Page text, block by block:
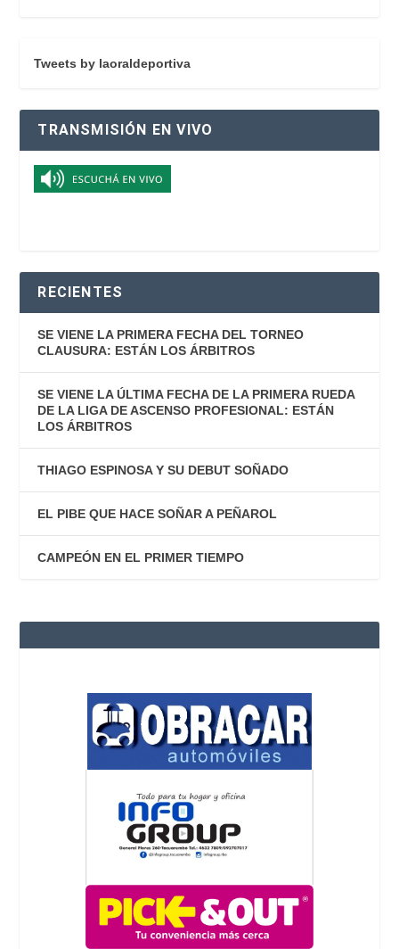
Tweets by laoraldeportiva
TRANSMISIÓN EN VIVO
RECIENTES
SE VIENE LA PRIMERA FECHA DEL TORNEO
CLAUSURA: ESTÁN LOS ÁRBITROS
SE VIENE LA ÚLTIMA FECHA DE LA PRIMERA RUEDA
DE LA LIGA DE ASCENSO PROFESIONAL: ESTÁN
LOS ÁRBITROS
THIAGO ESPINOSA Y SU DEBUT SOÑADO
EL PIBE QUE HACE SOÑAR A PEÑAROL
CAMPEÓN EN EL PRIMER TIEMPO